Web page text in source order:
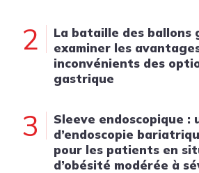
2
La bataille des ballons
examiner les
inconvénients des
gastrique
3
Sleeve endoscopique :
d’endoscopie
pour les patients en
d’obésité modérée à